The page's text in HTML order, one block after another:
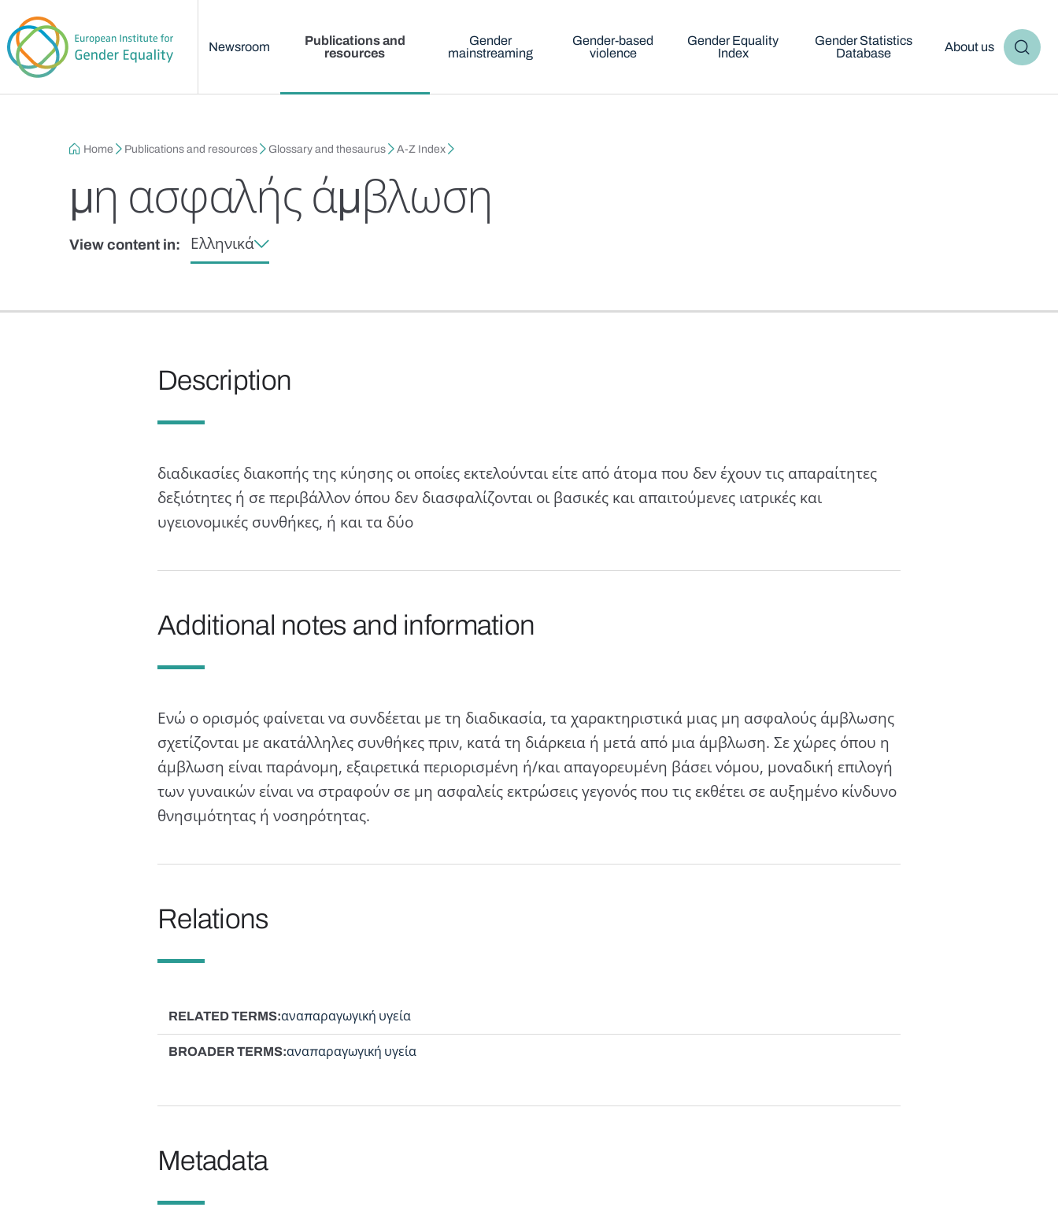
Newsroom
Publications and
resources
Gender
mainstreaming
Gender-based
violence
Gender Equality
Index
Gender Statistics
Database
About us
Breadcrumb
Home Publications and resources Glossary and thesaurus A-Z Index
μη ασφαλής άμβλωση
View content in: Ελληνικά
Description
διαδικασίες διακοπής της κύησης οι οποίες εκτελούνται είτε από άτομα που δεν έχουν τις απαραίτητες
δεξιότητες ή σε περιβάλλον όπου δεν διασφαλίζονται οι βασικές και απαιτούμενες ιατρικές και
υγειονομικές συνθήκες, ή και τα δύο
Additional notes and information
Ενώ ο ορισμός φαίνεται να συνδέεται με τη διαδικασία, τα χαρακτηριστικά μιας μη ασφαλούς άμβλωσης
σχετίζονται με ακατάλληλες συνθήκες πριν, κατά τη διάρκεια ή μετά από μια άμβλωση. Σε χώρες όπου η
άμβλωση είναι παράνομη, εξαιρετικά περιορισμένη ή/και απαγορευμένη βάσει νόμου, μοναδική επιλογή
των γυναικών είναι να στραφούν σε μη ασφαλείς εκτρώσεις γεγονός που τις εκθέτει σε αυξημένο κίνδυνο
θνησιμότητας ή νοσηρότητας.
Relations
RELATED TERMS αναπαραγωγική υγεία
BROADER TERMS αναπαραγωγική υγεία
Metadata